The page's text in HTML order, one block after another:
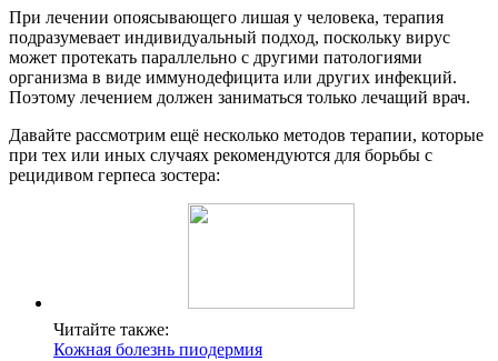
При лечении опоясывающего лишая у человека, терапия
подразумевает индивидуальный подход, поскольку вирус
может протекать параллельно с другими патологиями
организма в виде иммунодефицита или других инфекций.
Поэтому лечением должен заниматься только лечащий врач.
Давайте рассмотрим ещё несколько методов терапии, которые
при тех или иных случаях рекомендуются для борьбы с
рецидивом герпеса зостера:
Читайте также:
Кожная болезнь пиодермия